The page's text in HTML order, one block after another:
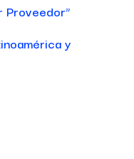
y